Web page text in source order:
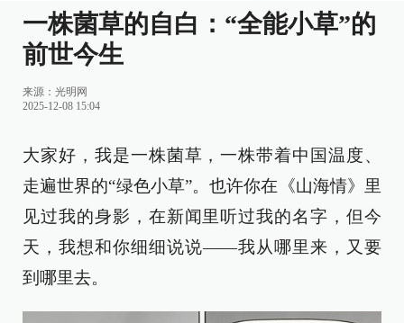
一株菌草的自白：“全能小草”的
前世今生
来源： 光明网
2025-12-08 15:04
大家好，我是一株菌草，一株带着中国温度、
走遍世界的“绿色小草”。也许你在《山海情》里
见过我的身影，在新闻里听过我的名字，但今
天，我想和你细细说说——我从哪里来，又要
到哪里去。